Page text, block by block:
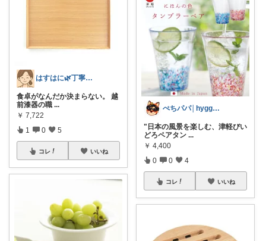
はすはに🌿丁寧な暮らし
食卓がなんだか決まらない。 越
前漆器の職 ...
￥ 7,722
1 0 5
コレ いいね
ぺちパパ│hyggeな心意気を大切に🌿
"日本の風景を楽しむ、津軽びい
どろペアタン ...
￥ 4,400
0 0 4
コレ いいね